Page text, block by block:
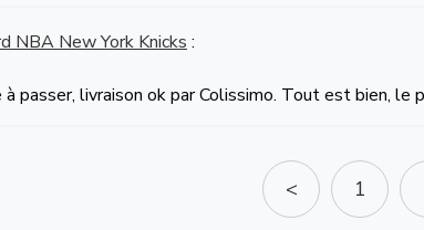
NBA New York Knicks :
passer, livraison ok par Colissimo. Tout est bien, le
< 1